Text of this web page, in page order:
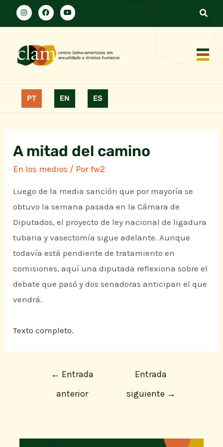
PT EN ES
A mitad del camino
En los medios / Porfw2
Luego de la media sanción que por mayoría se
obtuvo la semana pasada en la Cámara de
Diputados, el proyecto de ley nacional de ligadura
tubaria y vasectomía sigue adelante. Aunque
todavía está pendiente de tratamiento en
comisiones, aquí una diputada reflexiona sobre el
debate que pasó y dos senadoras anticipan el que
vendrá.
Texto completo.
← Entrada
anterior
Entrada
siguiente →